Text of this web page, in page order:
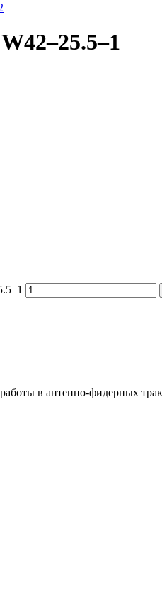
в антенно-фидерных